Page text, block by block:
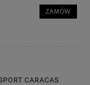
ZAMÓW
CARACAS